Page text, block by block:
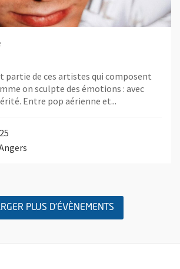
partie de ces artistes qui composent
on sculpte des émotions : avec
Entre pop aérienne et...
PLUS D'ÉVÈNEMENTS